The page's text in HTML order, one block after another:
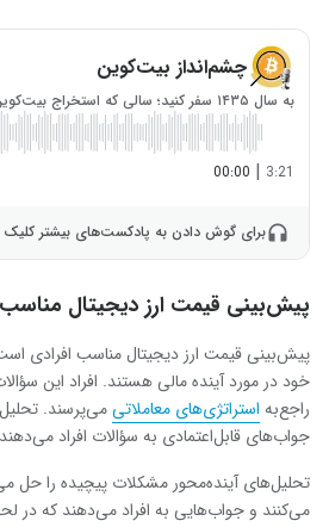
چشم‌انداز بیت‌کوین
به سال ۱۴۳۵ سفر کنید؛ سالی که استخراج بیت‌کوین به پایان می‌رسد!
3:21
|
00:00
برای گوش دادن به پادکست‌های بیشتر کلیک
پیش‌بینی قیمت ارز دیجیتال
پیش‌بینی قیمت ارز دیجیتال مناسب افرادی
خود در مورد آینده مالی هستند. افراد این
راجع‌به استراتژی‌های معاملاتیمی‌پرسند.
جواب‌های قابل‌اعتمادی به سؤالات افراد
تحلیل‌های آینده‌محور مشکلات پیچیده را حل
می‌کنند و جواب‌هایی به افراد می‌دهند که در